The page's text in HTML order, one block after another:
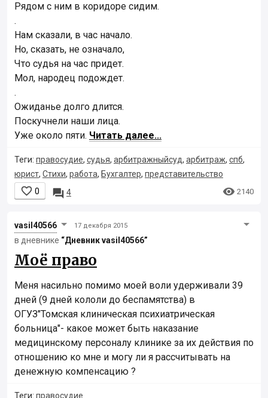
Рядом с ним в коридоре сидим.
.
Нам сказали, в час начало.
Но, сказать, не означало,
Что судья на час придет.
Мол, народец подождет.
.
Ожиданье долго длится.
Поскучнели наши лица.
Уже около пяти. Читать далее...
Теги: правосудие, судья, арбитражныйсуд, арбитраж, спб,
юрист, Стихи, работа, Бухгалтер, представительство
 0  4  2140
vasil40566 17 декабря 2015
в дневнике “Дневник vasil40566”
Моё право
Меня насильно помимо моей воли удерживали 39
дней (9 дней кололи до беспамятства) в
ОГУЗ"Томская клиническая психиатрическая
больница"- какое может быть наказание
медицинскому персоналу клинике за их действия по
отношению ко мне и могу ли я рассчитывать на
денежную компенсацию ?
Теги: правосудие